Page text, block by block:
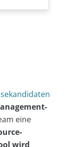
eine
wird